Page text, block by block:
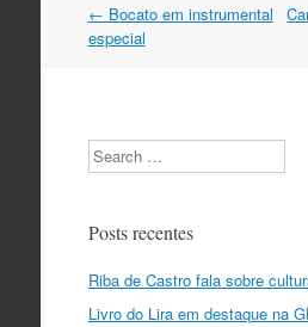
Navegação
do
← Bocato em instrumental
especial
Search
Posts recentes
Riba de Castro fala sobre
Livro do Lira em destaque na